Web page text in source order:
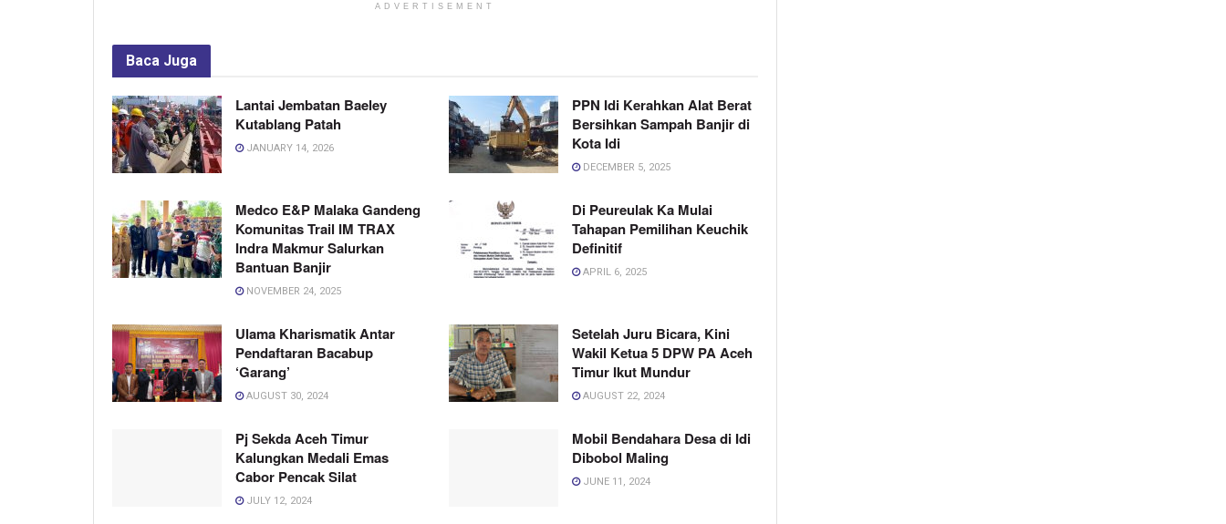
ADVERTISEMENT
Baca Juga
Lantai Jembatan Baeley
Kutablang Patah
JANUARY 14, 2026
PPN Idi Kerahkan Alat Berat
Bersihkan Sampah Banjir di
Kota Idi
DECEMBER 5, 2025
Medco E&P Malaka Gandeng
Komunitas Trail IM TRAX
Indra Makmur Salurkan
Bantuan Banjir
NOVEMBER 24, 2025
Di Peureulak Ka Mulai
Tahapan Pemilihan Keuchik
Definitif
APRIL 6, 2025
Ulama Kharismatik Antar
Pendaftaran Bacabup
‘Garang’
AUGUST 30, 2024
Setelah Juru Bicara, Kini
Wakil Ketua 5 DPW PA Aceh
Timur Ikut Mundur
AUGUST 22, 2024
Pj Sekda Aceh Timur
Kalungkan Medali Emas
Cabor Pencak Silat
JULY 12, 2024
Mobil Bendahara Desa di Idi
Dibobol Maling
JUNE 11, 2024